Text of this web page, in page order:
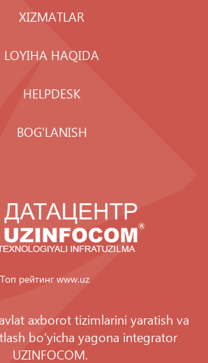
XIZMATLAR
LOYIHA HAQIDA
HELPDESK
BOG'LANISH
axborot tizimlarini yaratish va
bo‘yicha yagona integrator
UZINFOCOM.